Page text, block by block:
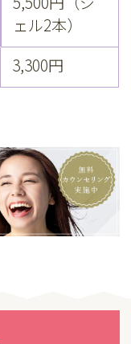
ェル2本）
3,300円